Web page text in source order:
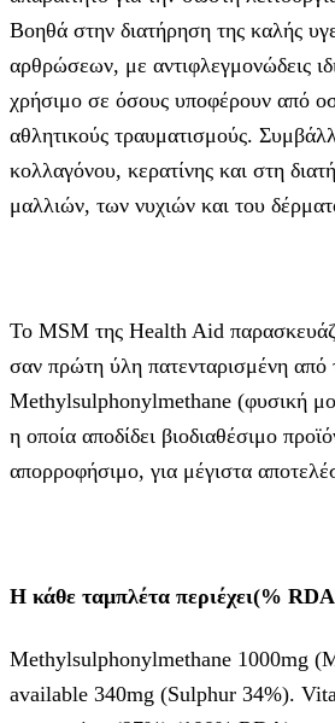
Βοηθά στην διατήρηση της καλής
αρθρώσεων, με αντιφλεγμονώδεις
χρήσιμο σε όσους υποφέρουν από
αθλητικούς τραυματισμούς.
κολλαγόνου, κερατίνης και στη
μαλλιών, των νυχιών και του
Το MSM της Health Aid
σαν πρώτη ύλη πατενταρισμένη από
Methylsulphonylmethane (φυσική
η οποία αποδίδει βιοδιαθέσιμο
απορροφήσιμο, για μέγιστα
Η κάθε ταμπλέτα περιέχει(%
Methylsulphonylmethane 1000mg
available 340mg (Sulphur 34%).